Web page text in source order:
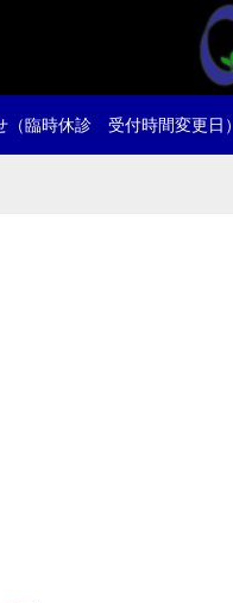
（臨時休診 受付時間変更日）